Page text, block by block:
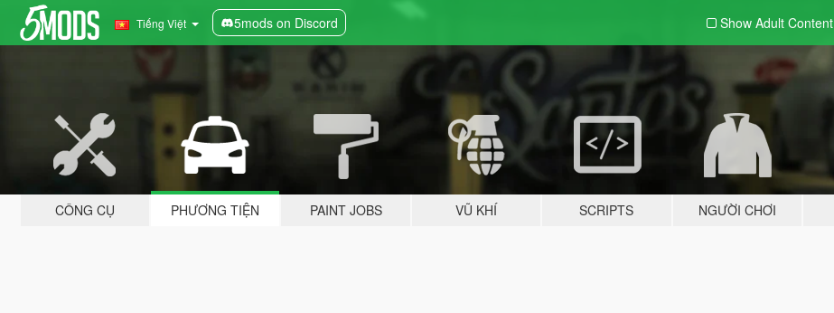
Tiếng Việt 5mods on Discord Show Adult Content
CÔNG CỤ PHƯƠNG TIỆN PAINT JOBS VŨ KHÍ SCRIPTS NGƯỜI CHƠI